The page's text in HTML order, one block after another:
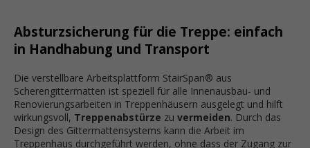
Absturzsicherung für die Treppe: einfach
in Handhabung und Transport
Die verstellbare Arbeitsplattform StairSpan® aus
Scherengittermatten ist speziell für alle Innenausbau- und
Renovierungsarbeiten in Treppenhäusern ausgelegt und hilft
wirkungsvoll, Treppenabstürze zu vermeiden. Durch das
Design des Gittermattensystems kann die Arbeit im
Treppenhaus durchgeführt werden, ohne dass der Zugang zur